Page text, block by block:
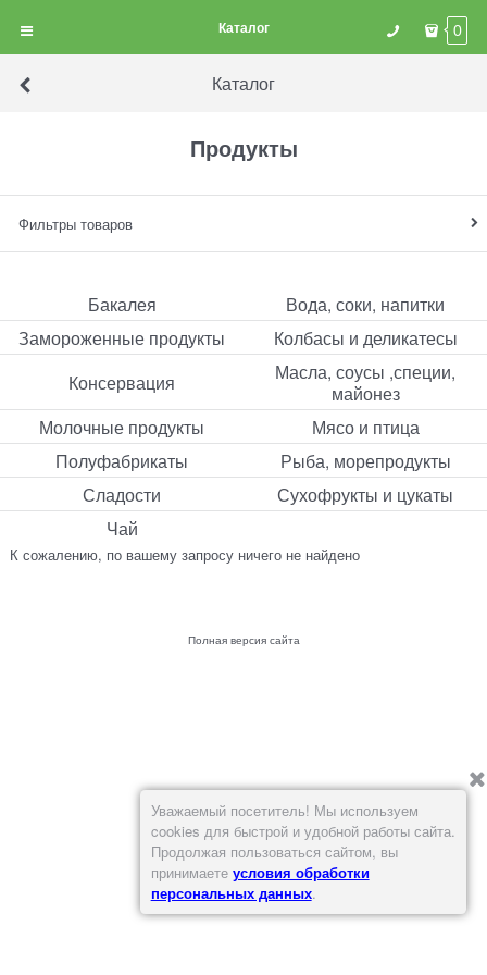
Каталог 0
Каталог
Продукты
Фильтры товаров
Бакалея
Вода, соки, напитки
Замороженные продукты
Колбасы и деликатесы
Консервация
Масла, соусы ,специи,
майонез
Молочные продукты
Мясо и птица
Полуфабрикаты
Рыба, морепродукты
Сладости
Сухофрукты и цукаты
Чай
К сожалению, по вашему запросу ничего не найдено
Полная версия сайта
Уважаемый посетитель! Мы используем
cookies для быстрой и удобной работы сайта.
Продолжая пользоваться сайтом, вы
принимаете условия обработки
персональных данных.